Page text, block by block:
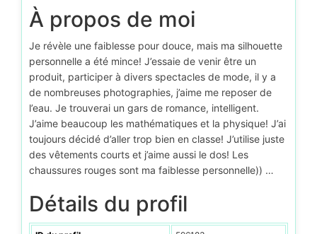
À propos de moi
Je révèle une faiblesse pour douce, mais ma silhouette
personnelle a été mince! J’essaie de venir être un
produit, participer à divers spectacles de mode, il y a
de nombreuses photographies, j’aime me reposer de
l’eau. Je trouverai un gars de romance, intelligent.
J’aime beaucoup les mathématiques et la physique! J’ai
toujours décidé d’aller trop bien en classe! J’utilise juste
des vêtements courts et j’aime aussi le dos! Les
chaussures rouges sont ma faiblesse personnelle)) …
Détails du profil